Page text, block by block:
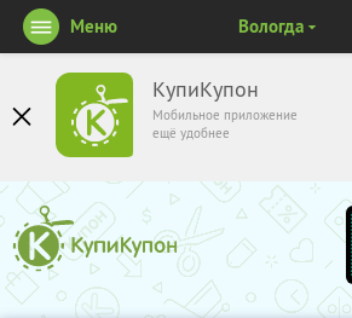
КупиКупон
Мобильное приложение
ещё удобнее
Меню Вологда